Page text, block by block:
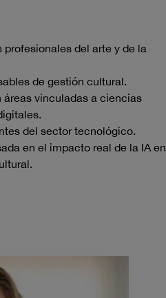
profesionales del arte y de la
de gestión cultural.
áreas vinculadas a ciencias
del sector tecnológico.
en el impacto real de la IA en